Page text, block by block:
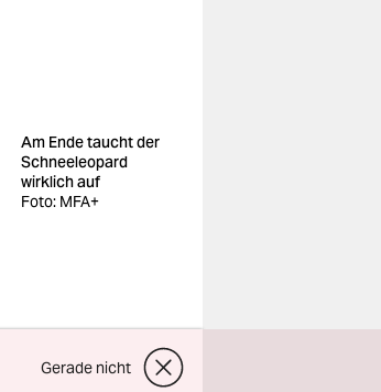
Am Ende taucht der
Schnee­leopard
wirklich auf
Foto: MFA+
Gerade nicht